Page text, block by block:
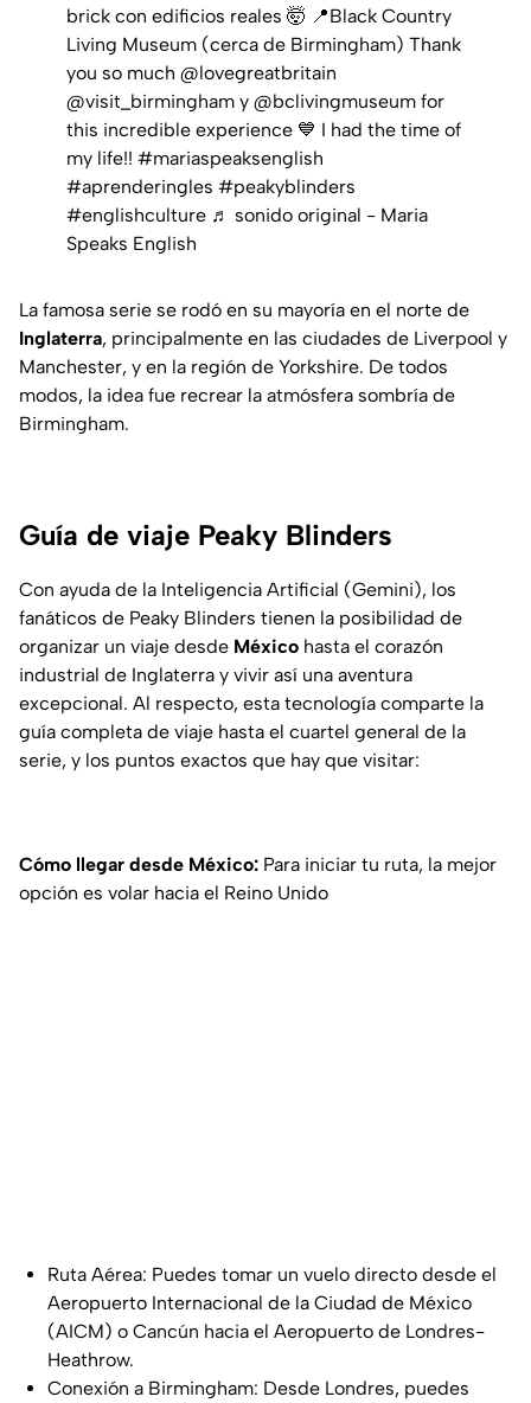
brick con edificios reales 🤯 📍Black Country
Living Museum (cerca de Birmingham) Thank
you so much @lovegreatbritain
@visit_birmingham y @bclivingmuseum for
this incredible experience 💙 I had the time of
my life!! #mariaspeaksenglish
#aprenderingles #peakyblinders
#englishculture ♬ sonido original - Maria
Speaks English
La famosa serie se rodó en su mayoría en el norte de
Inglaterra, principalmente en las ciudades de Liverpool y
Manchester, y en la región de Yorkshire. De todos
modos, la idea fue recrear la atmósfera sombría de
Birmingham.
Guía de viaje Peaky Blinders
Con ayuda de la Inteligencia Artificial (Gemini), los
fanáticos de Peaky Blinders tienen la posibilidad de
organizar un viaje desde México hasta el corazón
industrial de Inglaterra y vivir así una aventura
excepcional. Al respecto, esta tecnología comparte la
guía completa de viaje hasta el cuartel general de la
serie, y los puntos exactos que hay que visitar:
Cómo llegar desde México: Para iniciar tu ruta, la mejor
opción es volar hacia el Reino Unido
Ruta Aérea: Puedes tomar un vuelo directo desde el
Aeropuerto Internacional de la Ciudad de México
(AICM) o Cancún hacia el Aeropuerto de Londres-
Heathrow.
Conexión a Birmingham: Desde Londres, puedes